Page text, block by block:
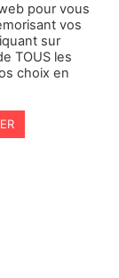
pour vous
vos
sur
TOUS les
choix en